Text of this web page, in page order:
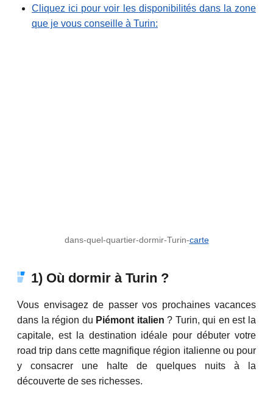
Cliquez ici pour voir les disponibilités dans la zone
que je vous conseille à Turin:
dans-quel-quartier-dormir-Turin-carte
1) Où dormir à Turin ?
Vous envisagez de passer vos prochaines vacances
dans la région du Piémont italien ? Turin, qui en est la
capitale, est la destination idéale pour débuter votre
road trip dans cette magnifique région italienne ou pour
y consacrer une halte de quelques nuits à la
découverte de ses richesses.